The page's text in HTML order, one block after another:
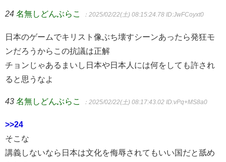
24 名無しどんぶらこ ：2025/02/22(土) 08:15:24.78 ID:JwFCoyxt0
日本のゲームでキリスト像ぶち壊すシーンあったら発狂モ
ンだろうからこの抗議は正解
チョンじゃあるまいし日本や日本人には何をしても許され
ると思うなよ
43 名無しどんぶらこ ：2025/02/22(土) 08:17:43.02 ID:vPq+MS8a0
>>24
そこな
講義しないなら日本は文化を侮辱されてもいい国だと舐め